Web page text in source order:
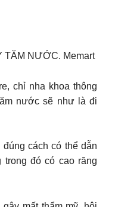
TĂM NƯỚC. Memart
chỉ nha khoa thông
nước sẽ như là đi
cách có thể dẫn
trong đó có cao răng